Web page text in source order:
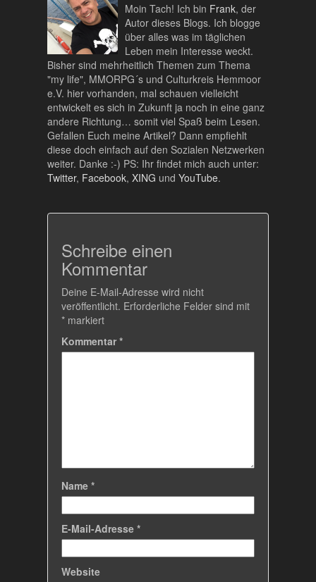
Moin Tach! Ich bin Frank, der
Autor dieses Blogs. Ich blogge
über alles was im täglichen
Leben mein Interesse weckt.
Bisher sind mehrheitlich Themen zum Thema
"my life", MMORPG´s und Culturkreis Hemmoor
e.V. hier vorhanden, mal schauen vielleicht
entwickelt es sich in Zukunft ja noch in eine ganz
andere Richtung… somit viel Spaß beim Lesen.
Gefallen Euch meine Artikel? Dann empfiehlt
diese doch einfach auf den Sozialen Netzwerken
weiter. Danke :-) PS: Ihr findet mich auch unter:
Twitter, Facebook,XING undYouTube.
Schreibe einen
Kommentar
Deine E-Mail-Adresse wird nicht
veröffentlicht. Erforderliche Felder sind mit
* markiert
Kommentar*
Name*
E-Mail-Adresse*
Website